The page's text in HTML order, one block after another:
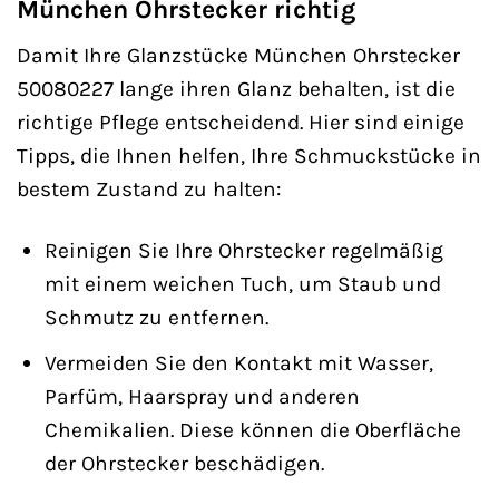
München Ohrstecker richtig
Damit Ihre Glanzstücke München Ohrstecker
50080227 lange ihren Glanz behalten, ist die
richtige Pflege entscheidend. Hier sind einige
Tipps, die Ihnen helfen, Ihre Schmuckstücke in
bestem Zustand zu halten:
Reinigen Sie Ihre Ohrstecker regelmäßig
mit einem weichen Tuch, um Staub und
Schmutz zu entfernen.
Vermeiden Sie den Kontakt mit Wasser,
Parfüm, Haarspray und anderen
Chemikalien. Diese können die Oberfläche
der Ohrstecker beschädigen.